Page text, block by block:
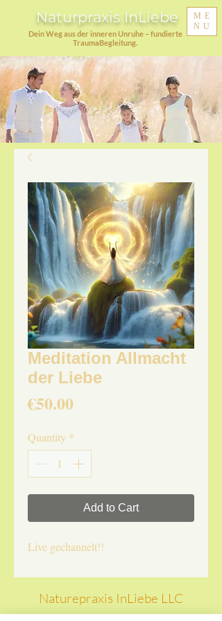
Naturpraxis InLiebe
Dein Weg aus der inneren Unruhe – fundierte
TraumaBegleitung.
ME
NU
Meditation Allmacht
der Liebe
€50.00Price
Quantity *
Add to Cart
Live gechannelt!!
Naturepraxis InLiebe LLC